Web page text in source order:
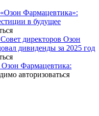
Фармацевтика»:
в будущее
директоров Озон
дивиденды за 2025 год
Фармацевтика:
авторизоваться